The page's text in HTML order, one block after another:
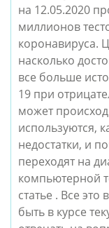
на 12.05.2020
миллионов
коронавируса.
насколько
все больше
19 при
может
используются,
недостатки, и
переходят на
компьютерной
статье . Все это
быть в курсе